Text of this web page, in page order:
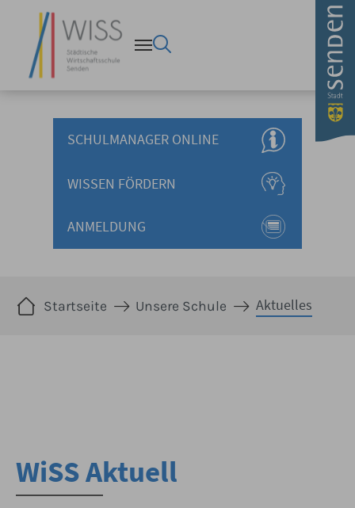
Aktuelles - Stadt Senden
Zum Hauptinhalt springen
SCHULMANAGER ONLINE
WISSEN FÖRDERN
ANMELDUNG
Startseite Unsere Schule Aktuelles
WiSS Aktuell